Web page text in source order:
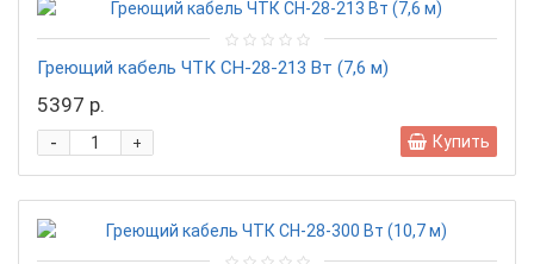
Греющий кабель ЧТК СН-28-213 Вт (7,6 м)
5397 р.
+
- Купить